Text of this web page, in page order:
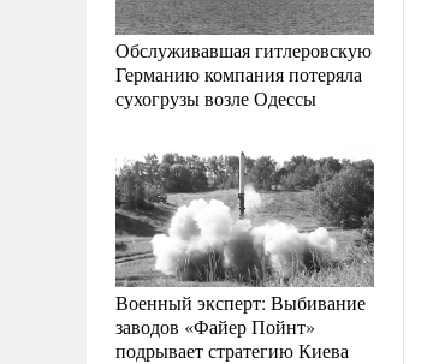
Обслуживавшая гитлеровскую
Германию компания потеряла
сухогрузы возле Одессы
Военный эксперт: Выбивание
заводов «Файер Пойнт»
подрывает стратегию Киева